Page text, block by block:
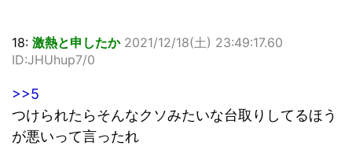
18: 激熱と申したか 2021/12/18(土) 23:49:17.60
ID:JHUhup7/0
>>5
つけられたらそんなクソみたいな台取りしてるほう
が悪いって言ったれ